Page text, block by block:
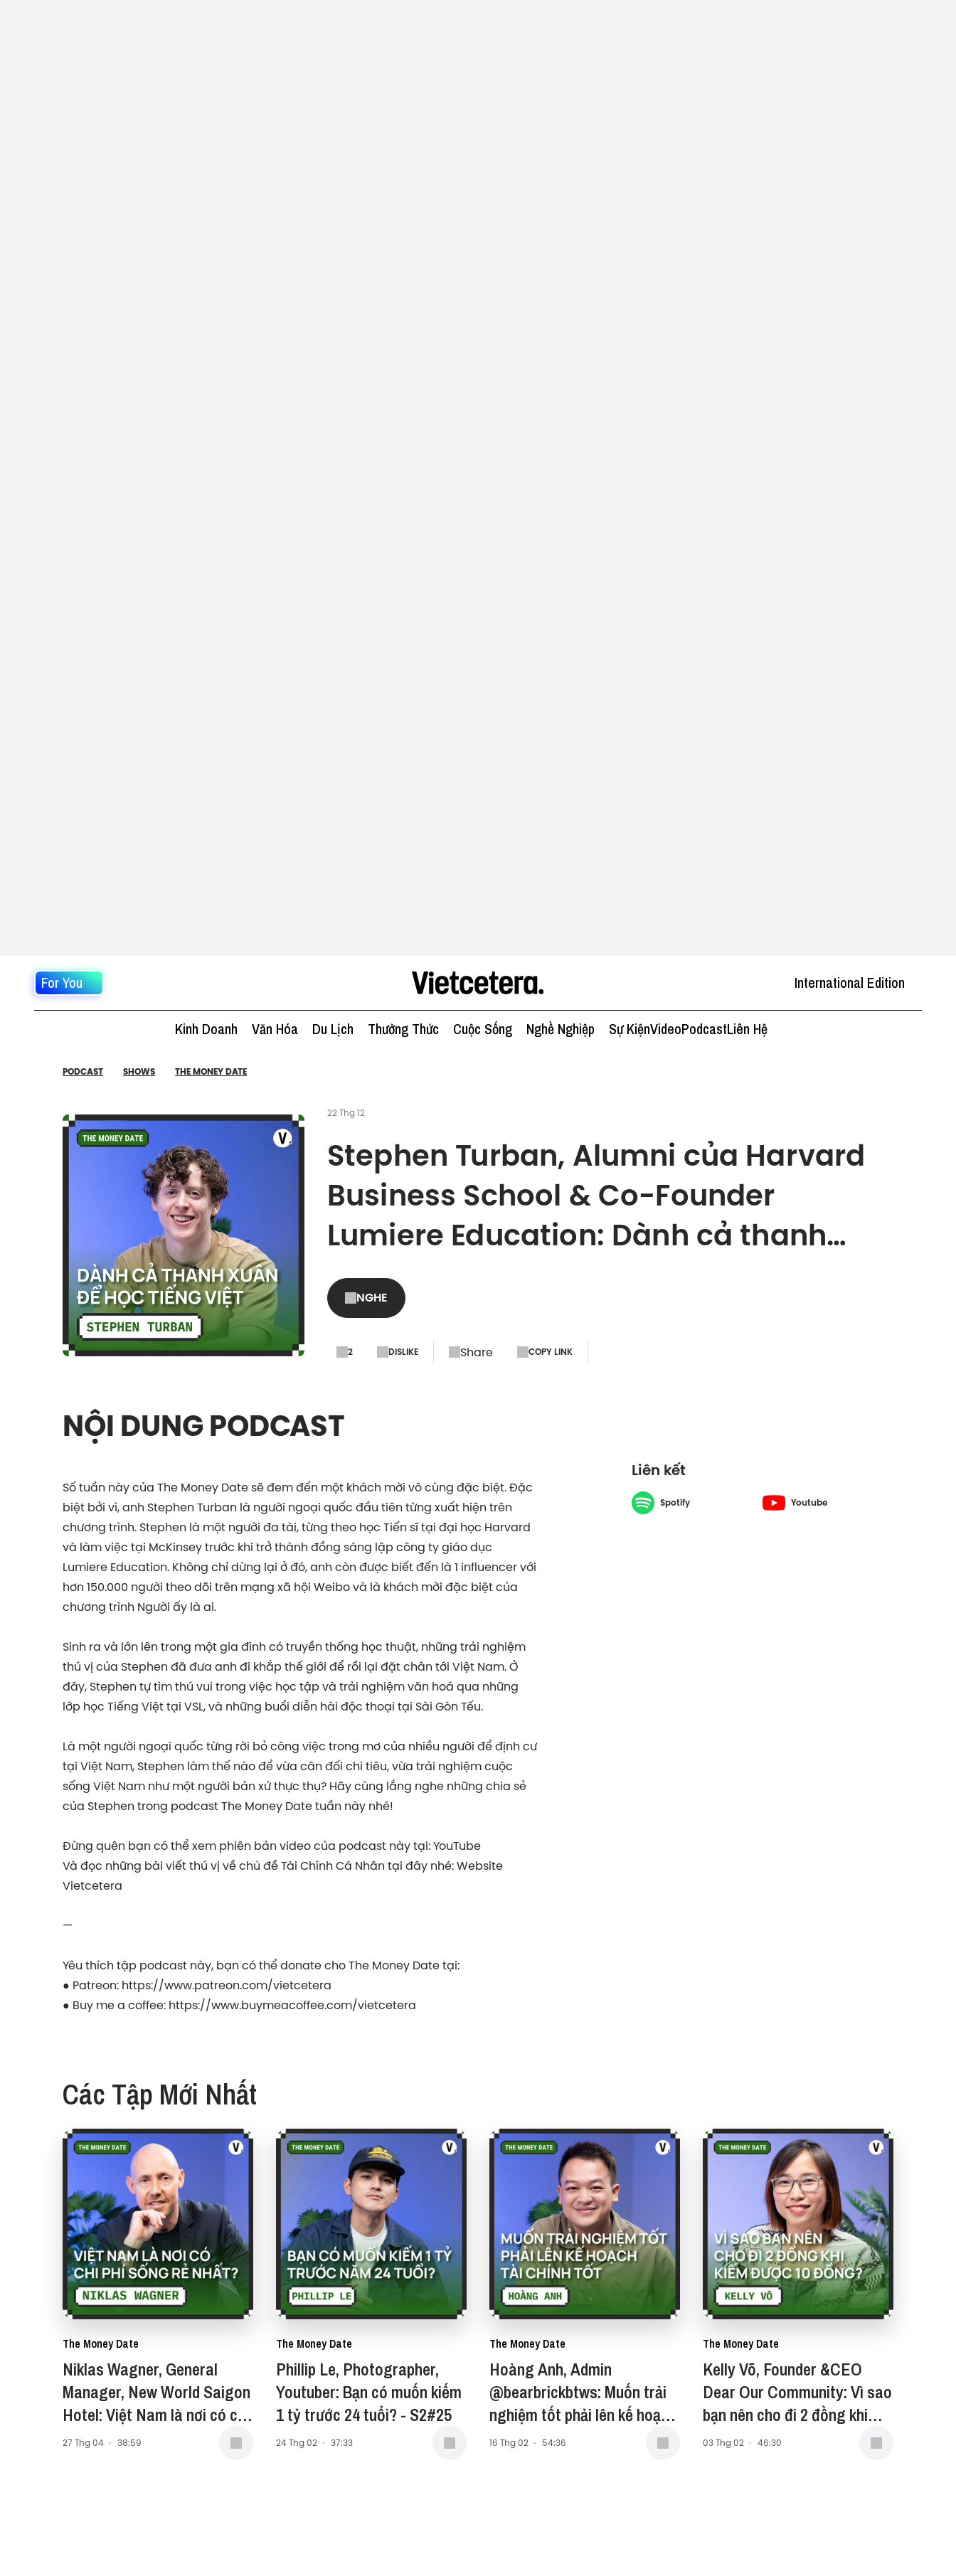
For You International Edition
Kinh Doanh Văn Hóa Du Lịch Thưởng Thức Cuộc Sống Nghề Nghiệp Sự KiệnVideoPodcastLiên Hệ
PODCAST SHOWS THE MONEY DATE
22 Thg 12
Stephen Turban, Alumni của Harvard
Business School & Co-Founder
Lumiere Education: Dành cả thanh
xuân để học tiếng Việt - S2#17
NGHE
2 DISLIKE Share COPY LINK
NỘI DUNG PODCAST
Số tuần này của The Money Date sẽ đem đến một khách mời vô cùng đặc biệt. Đặc
biệt bởi vì, anh Stephen Turban là người ngoại quốc đầu tiên từng xuất hiện trên
chương trình. Stephen là một người đa tài, từng theo học Tiến sĩ tại đại học Harvard
và làm việc tại McKinsey trước khi trở thành đồng sáng lập công ty giáo dục
Lumiere Education. Không chỉ dừng lại ở đó, anh còn được biết đến là 1 influencer với
hơn 150.000 người theo dõi trên mạng xã hội Weibo và là khách mời đặc biệt của
chương trình Người ấy là ai.
Sinh ra và lớn lên trong một gia đình có truyền thống học thuật, những trải nghiệm
thú vị của Stephen đã đưa anh đi khắp thế giới để rồi lại đặt chân tới Việt Nam. Ở
đây, Stephen tự tìm thú vui trong việc học tập và trải nghiệm văn hoá qua những
lớp học Tiếng Việt tại VSL, và những buổi diễn hài độc thoại tại Sài Gòn Tếu.
Là một người ngoại quốc từng rời bỏ công việc trong mơ của nhiều người để định cư
tại Việt Nam, Stephen làm thế nào để vừa cân đối chi tiêu, vừa trải nghiệm cuộc
sống Việt Nam như một người bản xứ thực thụ? Hãy cùng lắng nghe những chia sẻ
của Stephen trong podcast The Money Date tuần này nhé!
Đừng quên bạn có thể xem phiên bản video của podcast này tại: YouTube
Và đọc những bài viết thú vị về chủ đề Tài Chính Cá Nhân tại đây nhé: Website
Vietcetera
—
Yêu thích tập podcast này, bạn có thể donate cho The Money Date tại:
● Patreon: https://www.patreon.com/vietcetera
● Buy me a coffee: https://www.buymeacoffee.com/vietcetera
Liên kết
Spotify Youtube
Các Tập Mới Nhất
The Money Date
Niklas Wagner, General
Manager, New World Saigon
Hotel: Việt Nam là nơi có chi
phí sống rẻ nhất? - S2#26
27 Thg 04 · 38:59
The Money Date
Phillip Le, Photographer,
Youtuber: Bạn có muốn kiếm
1 tỷ trước 24 tuổi? - S2#25
24 Thg 02 · 37:33
The Money Date
Hoàng Anh, Admin
@bearbrickbtws: Muốn trải
nghiệm tốt phải lên kế hoạch
tài chính tốt - S2#24
16 Thg 02 · 54:36
The Money Date
Kelly Võ, Founder &CEO
Dear Our Community: Vì sao
bạn nên cho đi 2 đồng khi
kiếm được 10 đồng? - S2#23
03 Thg 02 · 46:30